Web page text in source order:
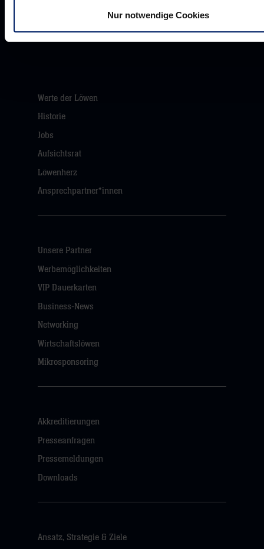
Nur notwendige Cookies
Rhein-Neckar Löwen GmbH
Werte der Löwen
Historie
Jobs
Aufsichtsrat
Löwenherz
Ansprechpartner*innen
Unsere Partner
Werbemöglichkeiten
VIP Dauerkarten
Business-News
Networking
Wirtschaftslöwen
Mikrosponsoring
Akkreditierungen
Presseanfragen
Pressemeldungen
Downloads
Ansatz, Strategie & Ziele